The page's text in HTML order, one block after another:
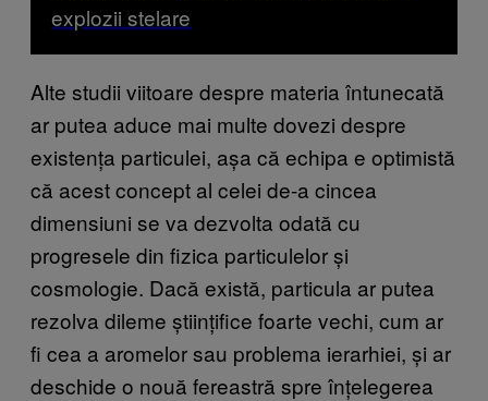
explozii stelare
Alte studii viitoare despre materia întunecată
ar putea aduce mai multe dovezi despre
existența particulei, așa că echipa e optimistă
că acest concept al celei de-a cincea
dimensiuni se va dezvolta odată cu
progresele din fizica particulelor și
cosmologie. Dacă există, particula ar putea
rezolva dileme științifice foarte vechi, cum ar
fi cea a aromelor sau problema ierarhiei, și ar
deschide o nouă fereastră spre înțelegerea